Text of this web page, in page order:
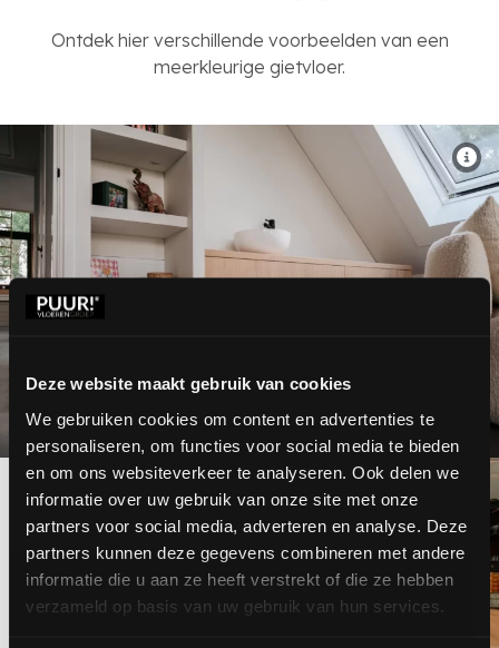
Deze website maakt gebruik van cookies
We gebruiken cookies om content en advertenties te
personaliseren, om functies voor social media te bieden
en om ons websiteverkeer te analyseren. Ook delen we
informatie over uw gebruik van onze site met onze
partners voor social media, adverteren en analyse. Deze
partners kunnen deze gegevens combineren met andere
informatie die u aan ze heeft verstrekt of die ze hebben
verzameld op basis van uw gebruik van hun services.
Ontdek hier verschillende voorbeelden van een
meerkleurige gietvloer.